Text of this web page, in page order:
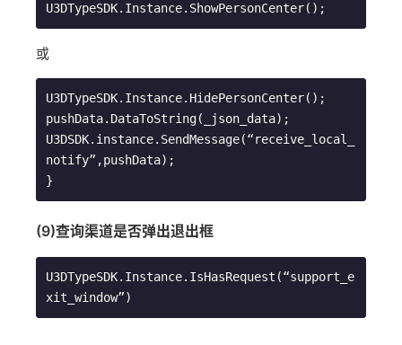
U3DTypeSDK.Instance.ShowPersonCenter();
或
U3DTypeSDK.Instance.HidePersonCenter();
pushData.DataToString(_json_data);
U3DSDK.instance.SendMessage(“receive_local_
notify”,pushData);
}
(9)查询渠道是否弹出退出框
U3DTypeSDK.Instance.IsHasRequest(“support_e
xit_window”)